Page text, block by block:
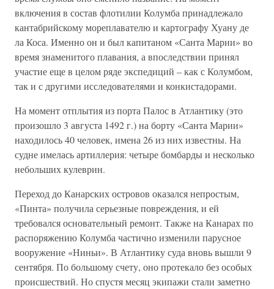
включения в состав флотилии Колумба принадлежало
кантабрийскому мореплавателю и картографу Хуану де
ла Коса. Именно он и был капитаном «Санта Марии» во
время знаменитого плавания, а впоследствии принял
участие еще в целом ряде экспедиций – как с Колумбом,
так и с другими исследователями и конкистадорами.
На момент отплытия из порта Палос в Атлантику (это
произошло 3 августа 1492 г.) на борту «Санта Марии»
находилось 40 человек, имена 26 из них известны. На
судне имелась артиллерия: четыре бомбарды и несколько
небольших кулеврин.
Переход до Канарских островов оказался непростым,
«Пинта» получила серьезные повреждения, и ей
требовался основательный ремонт. Также на Канарах по
распоряжению Колумба частично изменили парусное
вооружение «Ниньи». В Атлантику суда вновь вышли 9
сентября. По большому счету, оно протекало без особых
происшествий. Но спустя месяц экипажи стали заметно